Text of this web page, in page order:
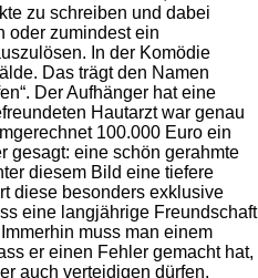
zu schreiben und dabei
oder zumindest ein
In der Komödie
Das trägt den Namen
Der Aufhänger hat eine
Hautarzt war genau
100.000 Euro ein
gesagt: eine schön gerahmte
diesem Bild eine tiefere
diese besonders exklusive
eine langjährige Freundschaft
muss man einem
er einen Fehler gemacht hat,
auch verteidigen dürfen,